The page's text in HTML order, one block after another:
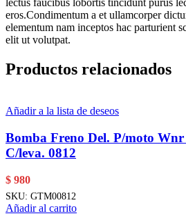
lectus faucibus lobortis tincidunt purus
eros.Condimentum a et ullamcorper
elementum nam inceptos hac parturient
elit ut volutpat.
Productos relacionados
Añadir a la lista de deseos
Bomba Freno Del. P/moto
C/leva. 0812
$ 980
SKU: GTM00812
Añadir al carrito